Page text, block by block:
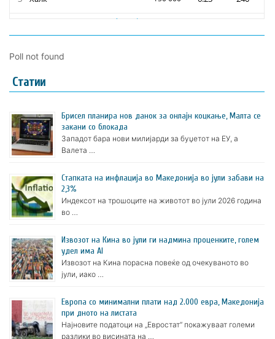
Poll not found
Статии
Брисел планира нов данок за онлајн коцкање, Малта се
закани со блокада
Западот бара нови милијарди за буџетот на ЕУ, а
Валета …
Стапката на инфлација во Македонија во јули забави на
2,3%
Индексот на трошоците на животот во јули 2026 година
во …
Извозот на Кина во јули ги надмина проценките, голем
удел има AI
Извозот на Кина порасна повеќе од очекуваното во
јули, иако …
Европа со минимални плати над 2.000 евра, Македонија
при дното на листата
Најновите податоци на „Евростат“ покажуваат големи
разлики во висината на …